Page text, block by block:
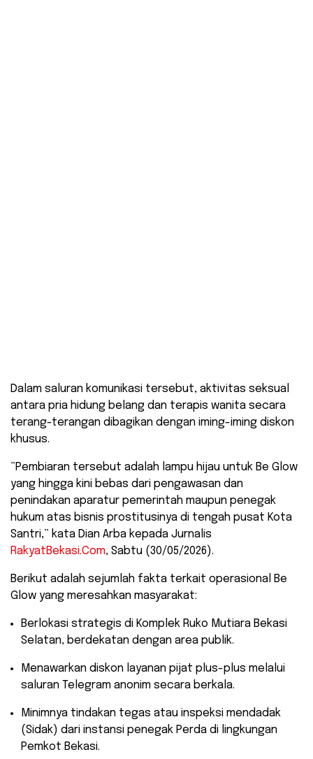
Dalam saluran komunikasi tersebut, aktivitas seksual
antara pria hidung belang dan terapis wanita secara
terang-terangan dibagikan dengan iming-iming diskon
khusus.
​”Pembiaran tersebut adalah lampu hijau untuk Be Glow
yang hingga kini bebas dari pengawasan dan
penindakan aparatur pemerintah maupun penegak
hukum atas bisnis prostitusinya di tengah pusat Kota
Santri,” kata Dian Arba kepada Jurnalis
RakyatBekasi.Com, Sabtu (30/05/2026).
​Berikut adalah sejumlah fakta terkait operasional Be
Glow yang meresahkan masyarakat:
​Berlokasi strategis di Komplek Ruko Mutiara Bekasi
Selatan, berdekatan dengan area publik.
​Menawarkan diskon layanan pijat plus-plus melalui
saluran Telegram anonim secara berkala.
​Minimnya tindakan tegas atau inspeksi mendadak
(Sidak) dari instansi penegak Perda di lingkungan
Pemkot Bekasi.